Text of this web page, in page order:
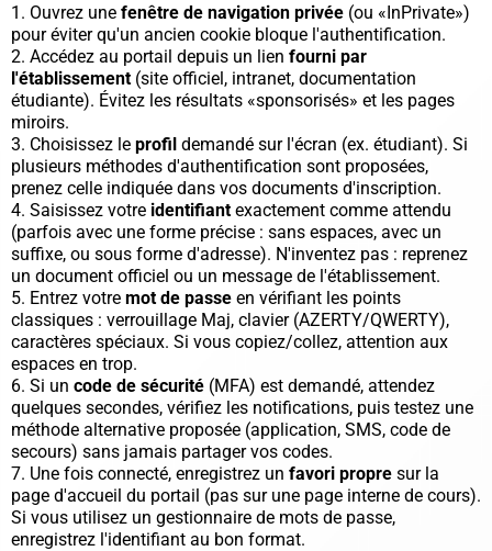
Ouvrez une fenêtre de navigation privée (ou «InPrivate»)
pour éviter qu'un ancien cookie bloque l'authentification.
Accédez au portail depuis un lien fourni par
l'établissement (site officiel, intranet, documentation
étudiante). Évitez les résultats «sponsorisés» et les pages
miroirs.
Choisissez le profil demandé sur l'écran (ex. étudiant). Si
plusieurs méthodes d'authentification sont proposées,
prenez celle indiquée dans vos documents d'inscription.
Saisissez votre identifiant exactement comme attendu
(parfois avec une forme précise : sans espaces, avec un
suffixe, ou sous forme d'adresse). N'inventez pas : reprenez
un document officiel ou un message de l'établissement.
Entrez votre mot de passe en vérifiant les points
classiques : verrouillage Maj, clavier (AZERTY/QWERTY),
caractères spéciaux. Si vous copiez/collez, attention aux
espaces en trop.
Si un code de sécurité (MFA) est demandé, attendez
quelques secondes, vérifiez les notifications, puis testez une
méthode alternative proposée (application, SMS, code de
secours) sans jamais partager vos codes.
Une fois connecté, enregistrez un favori propre sur la
page d'accueil du portail (pas sur une page interne de cours).
Si vous utilisez un gestionnaire de mots de passe,
enregistrez l'identifiant au bon format.